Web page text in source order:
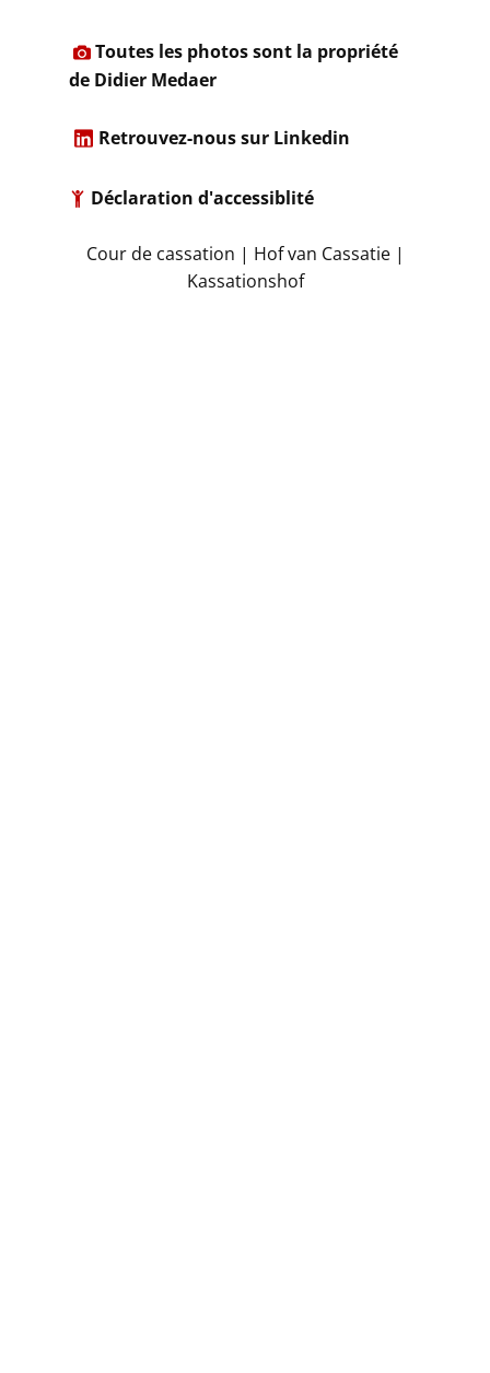
Toutes les photos sont la propriété
de Didier Medaer​
Retrouvez-nous sur Linkedin
Déclaration d'accessiblité
​Cour de cassation | Hof van Cassatie |
Kassationshof